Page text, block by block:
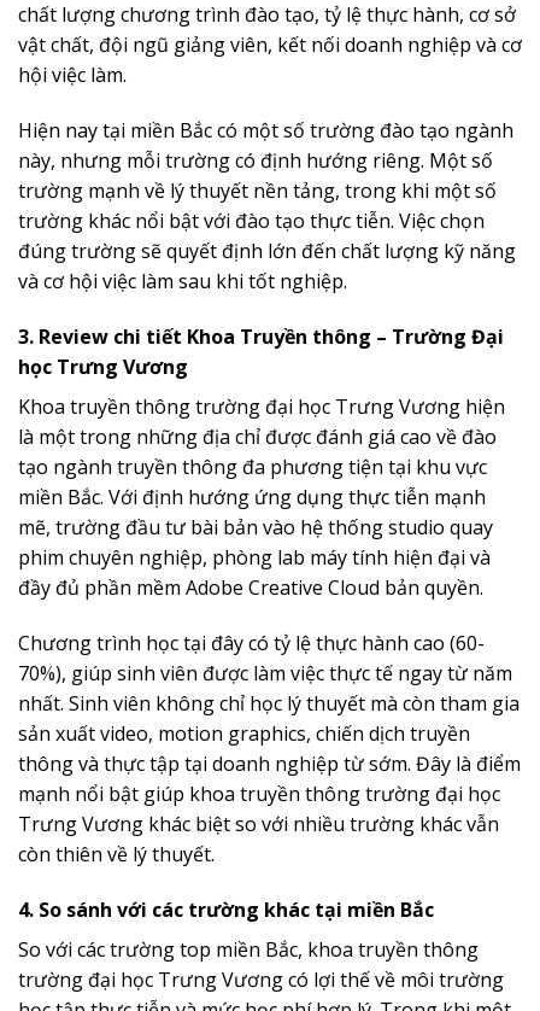
chất lượng chương trình đào tạo, tỷ lệ thực hành, cơ sở
vật chất, đội ngũ giảng viên, kết nối doanh nghiệp và cơ
hội việc làm.
Hiện nay tại miền Bắc có một số trường đào tạo ngành
này, nhưng mỗi trường có định hướng riêng. Một số
trường mạnh về lý thuyết nền tảng, trong khi một số
trường khác nổi bật với đào tạo thực tiễn. Việc chọn
đúng trường sẽ quyết định lớn đến chất lượng kỹ năng
và cơ hội việc làm sau khi tốt nghiệp.
3. Review chi tiết Khoa Truyền thông – Trường Đại
học Trưng Vương
Khoa truyền thông trường đại học Trưng Vương hiện
là một trong những địa chỉ được đánh giá cao về đào
tạo ngành truyền thông đa phương tiện tại khu vực
miền Bắc. Với định hướng ứng dụng thực tiễn mạnh
mẽ, trường đầu tư bài bản vào hệ thống studio quay
phim chuyên nghiệp, phòng lab máy tính hiện đại và
đầy đủ phần mềm Adobe Creative Cloud bản quyền.
Chương trình học tại đây có tỷ lệ thực hành cao (60-
70%), giúp sinh viên được làm việc thực tế ngay từ năm
nhất. Sinh viên không chỉ học lý thuyết mà còn tham gia
sản xuất video, motion graphics, chiến dịch truyền
thông và thực tập tại doanh nghiệp từ sớm. Đây là điểm
mạnh nổi bật giúp khoa truyền thông trường đại học
Trưng Vương khác biệt so với nhiều trường khác vẫn
còn thiên về lý thuyết.
4. So sánh với các trường khác tại miền Bắc
So với các trường top miền Bắc, khoa truyền thông
trường đại học Trưng Vương có lợi thế về môi trường